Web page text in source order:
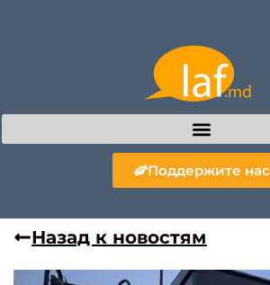
Поддержите нас
Назад к новостям